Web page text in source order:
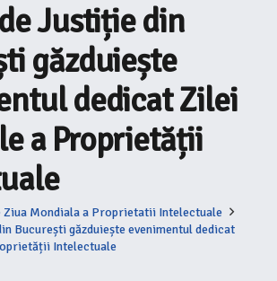
Justiție din
găzduiește
dedicat Zilei
a Proprietății
Mondiala a Proprietatii Intelectuale
București găzduiește evenimentul dedicat
Intelectuale